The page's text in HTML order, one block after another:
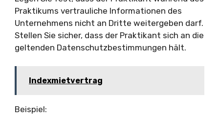
Praktikums vertrauliche Informationen des
Unternehmens nicht an Dritte weitergeben darf.
Stellen Sie sicher, dass der Praktikant sich an die
geltenden Datenschutzbestimmungen hält.
Indexmietvertrag
Beispiel: